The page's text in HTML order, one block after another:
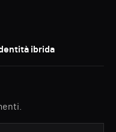
ibrida